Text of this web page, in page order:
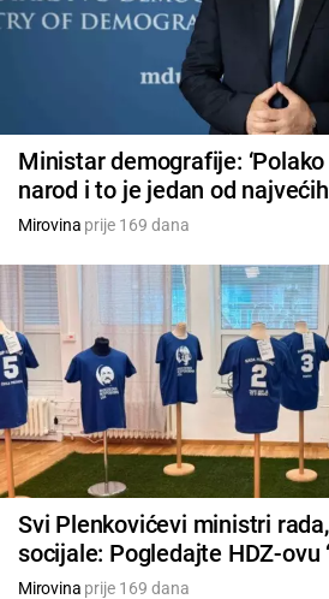
Ministar demografije:
narod i to je jedan od
Mirovina prije 169 dana
Svi Plenkovićevi ministri
socijale: Pogledajte HDZ-ovu
Mirovina prije 169 dana